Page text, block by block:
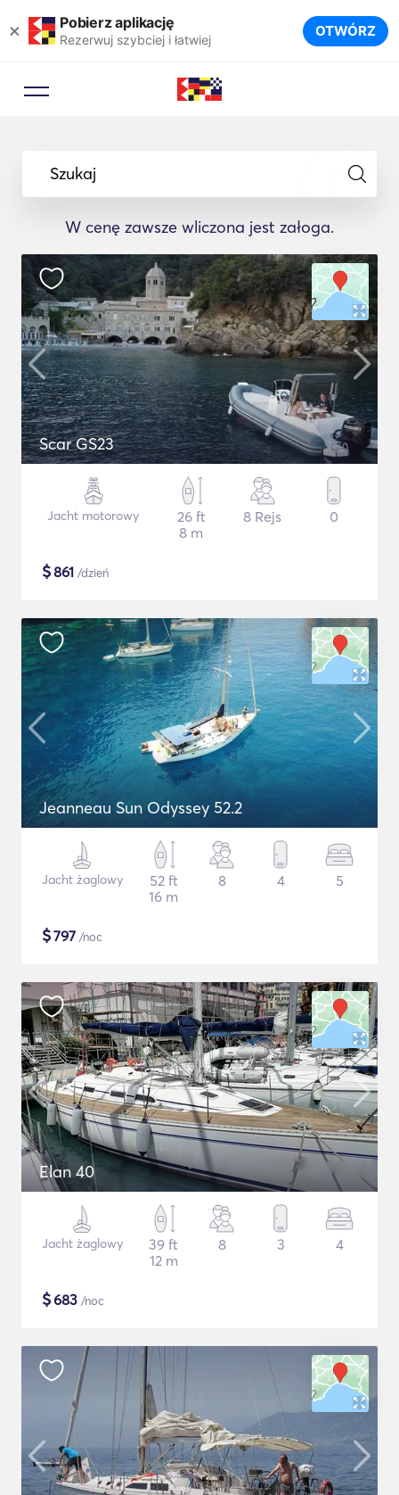
× Pobierz aplikację
Rezerwuj szybciej i łatwiej OTWÓRZ
Szukaj
W cenę zawsze wliczona jest załoga.
Scar GS23
Jacht motorowy
26 ft
8 m
8 Rejs 0
$861 /dzień
Jeanneau Sun Odyssey 52.2
Jacht żaglowy
52 ft
16 m
8 4 5
$797 /noc
Elan 40
Jacht żaglowy
39 ft
12 m
8 3 4
$683 /noc